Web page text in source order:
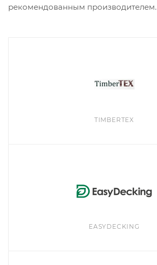
рекомендованным производителем.
TIMBERTEX
EASYDECKING